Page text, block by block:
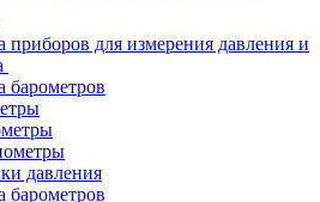
приборов для измерения давления и
барометров
давления
барометров